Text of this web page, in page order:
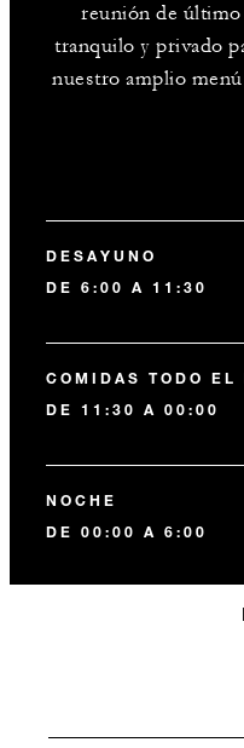
reunión de
tranquilo y privado
nuestro amplio
DESAYUNO
DE 6:00 A 11:30
COMIDAS TODO EL
DE 11:30 A 00:00
NOCHE
DE 00:00 A 6:00